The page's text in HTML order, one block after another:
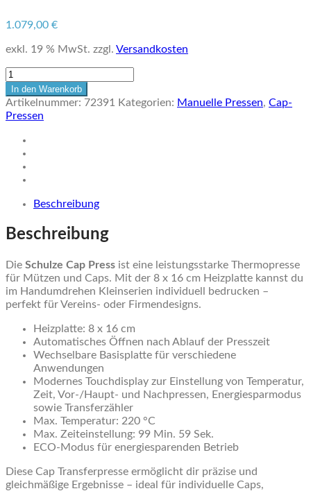
1.079,00 €
exkl. 19 % MwSt. zzgl. Versandkosten
SCHULZE
Cap
Press
8
Menge
In den Warenkorb
Artikelnummer: 72391 Kategorien: Manuelle Pressen, Cap-
Pressen
Beschreibung
Beschreibung
Die Schulze Cap Press ist eine leistungsstarke Thermopresse
für Mützen und Caps. Mit der 8 x 16 cm Heizplatte kannst du
im Handumdrehen Kleinserien individuell bedrucken –
perfekt für Vereins- oder Firmendesigns.
Heizplatte: 8 x 16 cm
Automatisches Öffnen nach Ablauf der Presszeit
Wechselbare Basisplatte für verschiedene
Anwendungen
Modernes Touchdisplay zur Einstellung von Temperatur,
Zeit, Vor-/Haupt- und Nachpressen, Energiesparmodus
sowie Transferzähler
Max. Temperatur: 220 °C
Max. Zeiteinstellung: 99 Min. 59 Sek.
ECO-Modus für energiesparenden Betrieb
Diese Cap Transferpresse ermöglicht dir präzise und
gleichmäßige Ergebnisse – ideal für individuelle Caps,